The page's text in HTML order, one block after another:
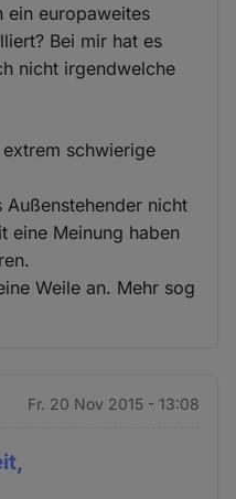
ein europaweites
Bei mir hat es
nicht irgendwelche
schwierige
nicht
eine Meinung haben
Weile an. Mehr sog
Fr. 20 Nov 2015 - 13:08